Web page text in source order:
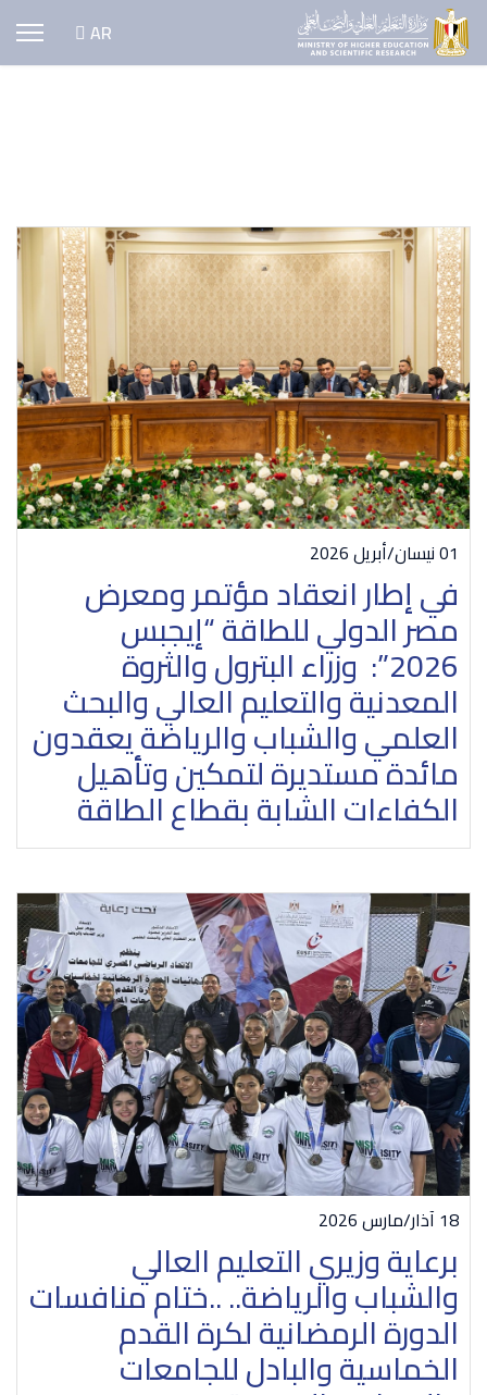
اختر لغتك
AR
01 نيسان/أبريل 2026
في إطار انعقاد مؤتمر ومعرض
مصر الدولي للطاقة “إيجبس
2026”: وزراء البترول والثروة
المعدنية والتعليم العالي والبحث
العلمي والشباب والرياضة يعقدون
مائدة مستديرة لتمكين وتأهيل
الكفاءات الشابة بقطاع الطاقة
18 آذار/مارس 2026
برعاية وزيري التعليم العالي
والشباب والرياضة.. ..ختام منافسات
الدورة الرمضانية لكرة القدم
الخماسية والبادل للجامعات